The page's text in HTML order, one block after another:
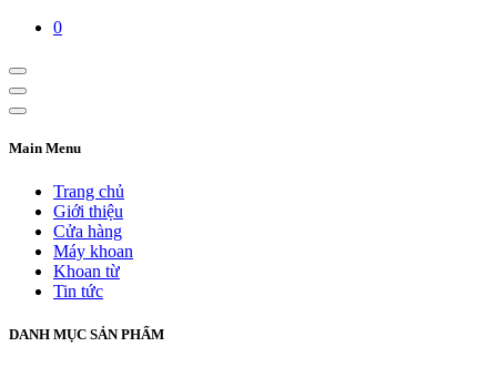
0
Main Menu
Trang chủ
Giới thiệu
Cửa hàng
Máy khoan
Khoan từ
Tin tức
DANH MỤC SẢN PHẨM